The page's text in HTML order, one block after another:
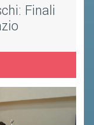
Finali